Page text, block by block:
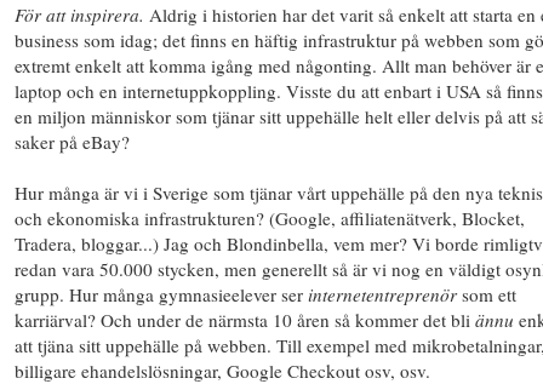
För att inspirera. Aldrig i historien har det varit så enkelt att starta en
business som idag; det finns en häftig infrastruktur på webben som
extremt enkelt att komma igång med någonting. Allt man behöver är
laptop och en internetuppkoppling. Visste du att enbart i USA så
en miljon människor som tjänar sitt uppehälle helt eller delvis på att
saker på eBay?
Hur många är vi i Sverige som tjänar vårt uppehälle på den nya
och ekonomiska infrastrukturen? (Google, affiliatenätverk, Blocket,
Tradera, bloggar...) Jag och Blondinbella, vem mer? Vi borde
redan vara 50.000 stycken, men generellt så är vi nog en väldigt
grupp. Hur många gymnasieelever ser internetentreprenörsom ett
karriärval? Och under de närmsta 10 åren så kommer det bli ännu
att tjäna sitt uppehälle på webben. Till exempel med
billigare ehandelslösningar, Google Checkout osv, osv.